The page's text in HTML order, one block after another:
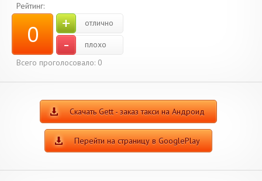
Рейтинг:
0 + отлично
-
плохо
Всего проголосовало: 0
Скачать Gett - заказ такси на Андроид
Перейти на страницу в GooglePlay